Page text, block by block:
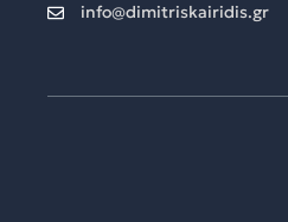
info@dimitriskairidis.gr